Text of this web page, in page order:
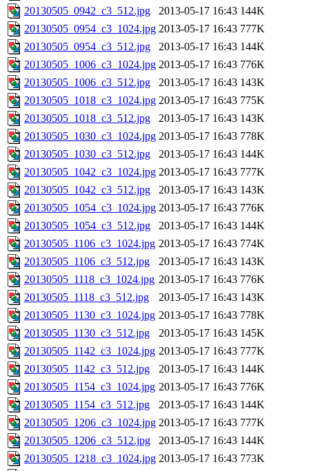
20130505_0942_c3_512.jpg
2013-05-17 16:43 144K
20130505_0954_c3_1024.jpg 2013-05-17 16:43 777K
20130505_0954_c3_512.jpg
2013-05-17 16:43 144K
20130505_1006_c3_1024.jpg 2013-05-17 16:43 776K
20130505_1006_c3_512.jpg
2013-05-17 16:43 143K
20130505_1018_c3_1024.jpg 2013-05-17 16:43 775K
20130505_1018_c3_512.jpg
2013-05-17 16:43 143K
20130505_1030_c3_1024.jpg 2013-05-17 16:43 778K
20130505_1030_c3_512.jpg
2013-05-17 16:43 144K
20130505_1042_c3_1024.jpg 2013-05-17 16:43 777K
20130505_1042_c3_512.jpg
2013-05-17 16:43 143K
20130505_1054_c3_1024.jpg 2013-05-17 16:43 776K
20130505_1054_c3_512.jpg
2013-05-17 16:43 144K
20130505_1106_c3_1024.jpg 2013-05-17 16:43 774K
20130505_1106_c3_512.jpg
2013-05-17 16:43 143K
20130505_1118_c3_1024.jpg 2013-05-17 16:43 776K
20130505_1118_c3_512.jpg
2013-05-17 16:43 143K
20130505_1130_c3_1024.jpg 2013-05-17 16:43 778K
20130505_1130_c3_512.jpg
2013-05-17 16:43 145K
20130505_1142_c3_1024.jpg 2013-05-17 16:43 777K
20130505_1142_c3_512.jpg
2013-05-17 16:43 144K
20130505_1154_c3_1024.jpg 2013-05-17 16:43 776K
20130505_1154_c3_512.jpg
2013-05-17 16:43 144K
20130505_1206_c3_1024.jpg 2013-05-17 16:43 777K
20130505_1206_c3_512.jpg
2013-05-17 16:43 144K
20130505_1218_c3_1024.jpg 2013-05-17 16:43 773K